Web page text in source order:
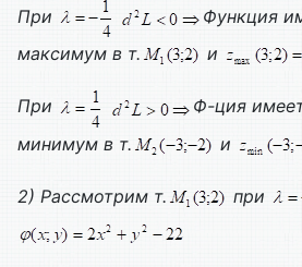
При
Функция
максимум в т.
и
При
Ф-ция
минимум в т.
и
2) Рассмотрим т. при